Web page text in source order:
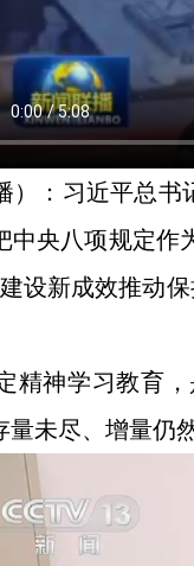
）：习近平总
中央八项规定
设新成效推动
精神学习教育
未尽、增量仍